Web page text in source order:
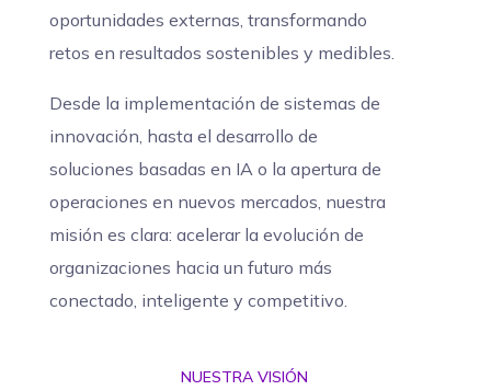
oportunidades externas, transformando
retos en resultados sostenibles y medibles.
Desde la implementación de sistemas de
innovación, hasta el desarrollo de
soluciones basadas en IA o la apertura de
operaciones en nuevos mercados, nuestra
misión es clara: acelerar la evolución de
organizaciones hacia un futuro más
conectado, inteligente y competitivo.
NUESTRA VISIÓN